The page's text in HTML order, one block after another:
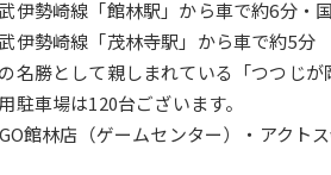
伊勢崎線「館林駅」から車で約6分・
伊勢崎線「茂林寺駅」から車で約5分
名勝として親しまれている「つつじが
駐車場は120台ございます。
館林店（ゲームセンター）・アクト